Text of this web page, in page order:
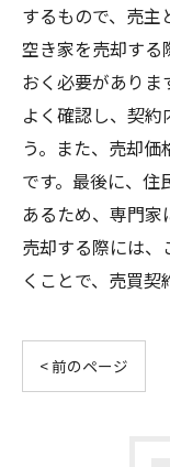
するもので、売主
空き家を売却する
おく必要がありま
よく確認し、契
う。また、売却
です。最後に、住
あるため、専門
売却する際には
くことで、売買契
< 前のページ